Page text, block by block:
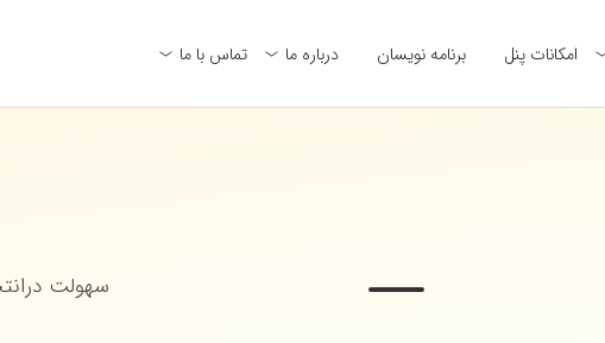
امکانات پنل برنامه نویسان درباره ما تماس با ما
سهولت